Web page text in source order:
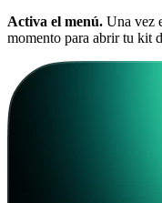
Activa el menú. Una vez
momento para abrir tu kit